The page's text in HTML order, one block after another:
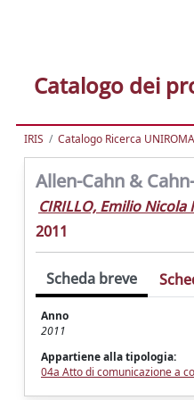
Catalogo dei
IRIS Catalogo Ricerca
Allen-Cahn &
CIRILLO, Emilio Nicola
2011
Scheda breve
Anno
2011
Appartiene alla tipologia:
04a Atto di comunicazione a